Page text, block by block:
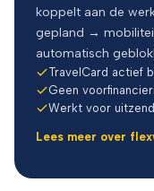
koppelt aan de
gepland →
automatisch
TravelCard actief
Geen
Werkt voor
Lees meer over